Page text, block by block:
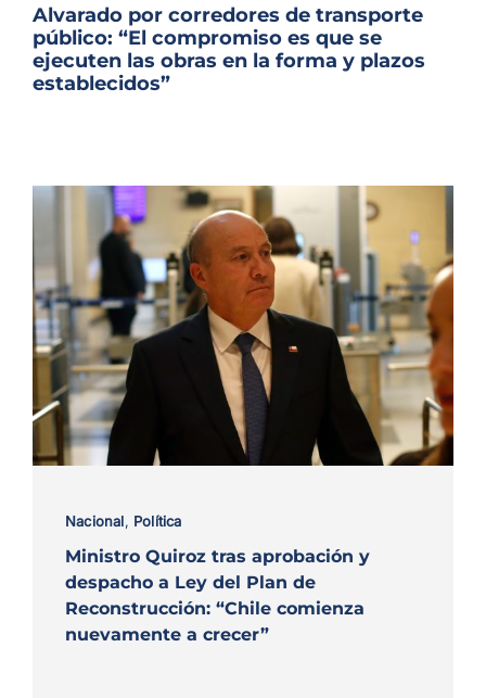
Archivo Sonoro
Alvarado por corredores de transporte
público: “El compromiso es que se
ejecuten las obras en la forma y plazos
establecidos”
Nacional, Política
Ministro Quiroz tras aprobación y
despacho a Ley del Plan de
Reconstrucción: “Chile comienza
nuevamente a crecer”